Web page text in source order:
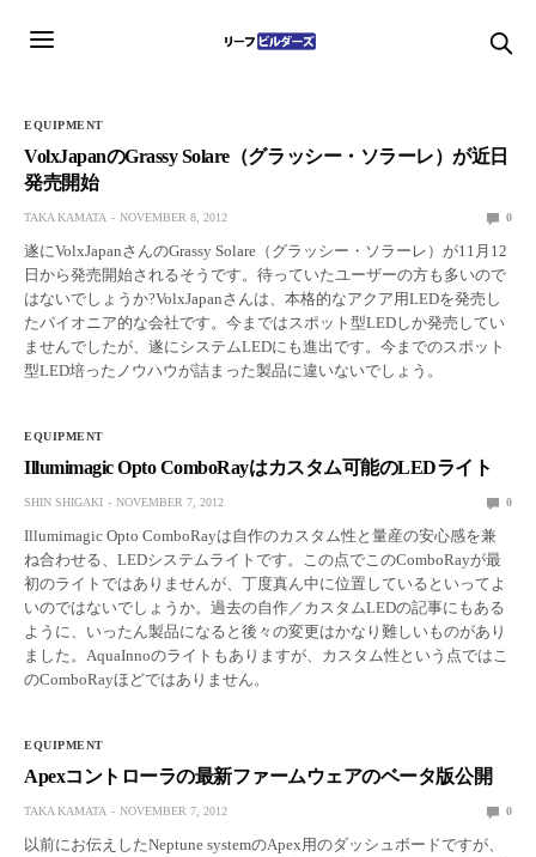
EQUIPMENT
VolxJapanのGrassy Solare（グラッシー・ソラーレ）が近日
発売開始
TAKA KAMATA NOVEMBER 8, 2012 0
遂にVolxJapanさんのGrassy Solare（グラッシー・ソラーレ）が11月12
日から発売開始されるそうです。待っていたユーザーの方も多いので
はないでしょうか?VolxJapanさんは、本格的なアクア用LEDを発売し
たパイオニア的な会社です。今まではスポット型LEDしか発売してい
ませんでしたが、遂にシステムLEDにも進出です。今までのスポット
型LED培ったノウハウが詰まった製品に違いないでしょう。
EQUIPMENT
Illumimagic Opto ComboRayはカスタム可能のLEDライト
SHIN SHIGAKI NOVEMBER 7, 2012 0
Illumimagic Opto ComboRayは自作のカスタム性と量産の安心感を兼
ね合わせる、LEDシステムライトです。この点でこのComboRayが最
初のライトではありませんが、丁度真ん中に位置しているといってよ
いのではないでしょうか。過去の自作／カスタムLEDの記事にもある
ように、いったん製品になると後々の変更はかなり難しいものがあり
ました。AquaInnoのライトもありますが、カスタム性という点ではこ
のComboRayほどではありません。
EQUIPMENT
Apexコントローラの最新ファームウェアのベータ版公開
TAKA KAMATA NOVEMBER 7, 2012 0
以前にお伝えしたNeptune systemのApex用のダッシュボードですが、